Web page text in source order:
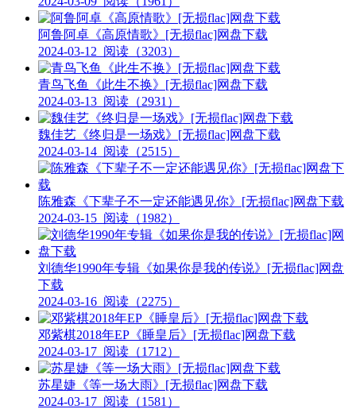
阿鲁阿卓《高原情歌》[无损flac]网盘下载
2024-03-12 阅读（3203）
青鸟飞鱼《此生不换》[无损flac]网盘下载
2024-03-13 阅读（2931）
魏佳艺《终归是一场戏》[无损flac]网盘下载
2024-03-14 阅读（2515）
陈雅森《下辈子不一定还能遇见你》[无损flac]网盘下载
2024-03-15 阅读（1982）
刘德华1990年专辑《如果你是我的传说》[无损flac]网盘
下载
2024-03-16 阅读（2275）
邓紫棋2018年EP《睡皇后》[无损flac]网盘下载
2024-03-17 阅读（1712）
苏星婕《等一场大雨》[无损flac]网盘下载
2024-03-17 阅读（1581）